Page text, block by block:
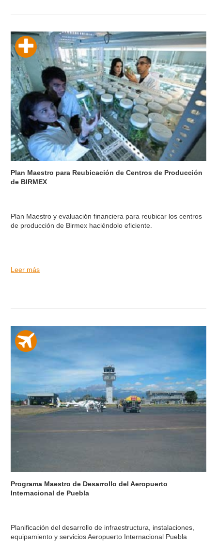
Plan Maestro para Reubicación de Centros de Producción
de BIRMEX
Plan Maestro y evaluación financiera para reubicar los centros
de producción de Birmex haciéndolo eficiente.
Leer más
Programa Maestro de Desarrollo del Aeropuerto
Internacional de Puebla
Planificación del desarrollo de infraestructura, instalaciones,
equipamiento y servicios Aeropuerto Internacional Puebla